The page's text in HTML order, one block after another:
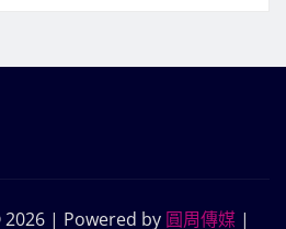
| Powered by 圓周傳媒 |